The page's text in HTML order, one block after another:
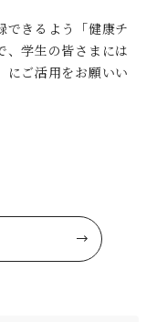
できるよう「健康チ
、学生の皆さまには
にご活用をお願いい